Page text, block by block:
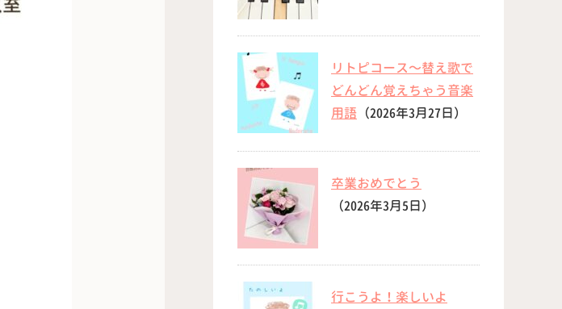
リトピコース〜替え歌で
どんどん覚えちゃう音楽
用語 （2026年3月27日）
卒業おめでとう
（2026年3月5日）
行こうよ！楽しいよ